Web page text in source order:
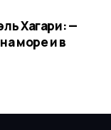
Хагари: —
море и в